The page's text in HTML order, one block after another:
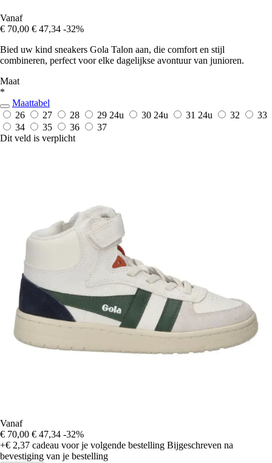
Vanaf
€ 70,00 € 47,34 -32%
Bied uw kind sneakers Gola Talon aan, die comfort en stijl
combineren, perfect voor elke dagelijkse avontuur van junioren.
Maat
*
Maattabel
26
27 28 29 24u 30 24u 31 24u 32
33
34
35 36
37
Dit veld is verplicht
Vanaf
€ 70,00 € 47,34 -32%
+€ 2,37 cadeau voor je volgende bestelling Bijgeschreven na
bevestiging van je bestelling